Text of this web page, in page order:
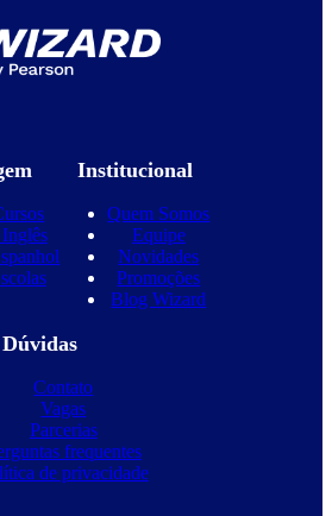
Institucional
Quem Somos
Equipe
Novidades
Promoções
Blog Wizard
Dúvidas
Contato
Vagas
Parcerias
frequentes
de privacidade